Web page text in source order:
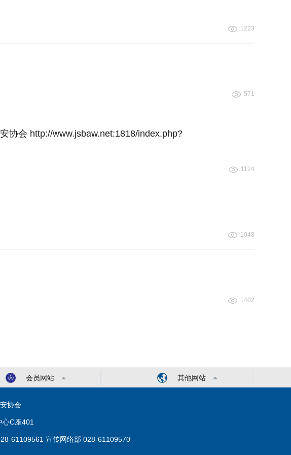
1223
571
协会 http://www.jsbaw.net:1818/index.php?
1124
1048
1402
会员网站 其他网站
协会
C座401
61109561 宣传网络部 028-61109570